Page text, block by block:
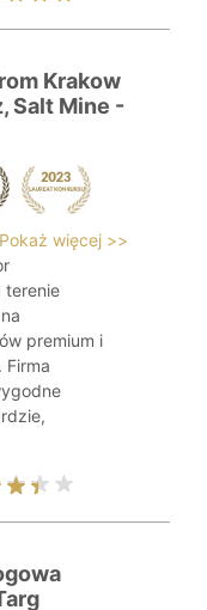
Krakow
Salt Mine -
Pokaż więcej >>
terenie
premium i